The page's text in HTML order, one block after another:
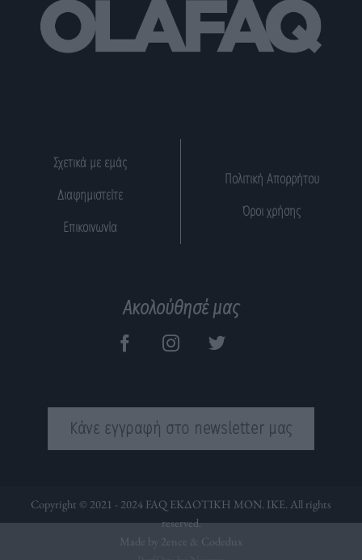
Σχετικά με εμάς
Διαφημιστείτε
Επικοινωνία
Πολιτική Απορρήτου
Όροι χρήσης
Ακολούθησέ μας
Κάνε εγγραφή στο newsletter μας
Copyright © 2021 - 2024 FAQ ΕΚΔΟΤΙΚΗ ΜΟΝ. ΙΚΕ. All rights
reserved.
Made by 2ence & Codedux